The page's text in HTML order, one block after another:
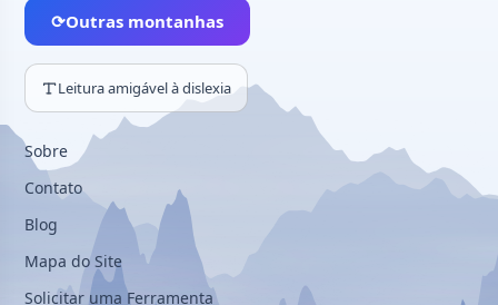
⟳Outras montanhas
Leitura amigável à dislexia
Sobre
Contato
Blog
Mapa do Site
Solicitar uma Ferramenta